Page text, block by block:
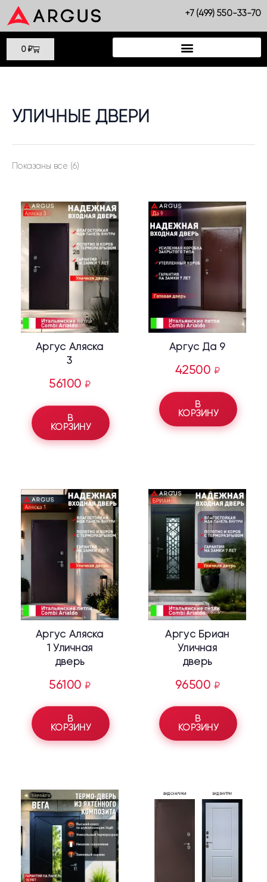
Перейти
содержимому
+7 (499) 550-33-70
0 ₽Cart
УЛИЧНЫЕ ДВЕРИ
Показаны все (6)
самые
недавние
Аргус Аляска
3
56100₽
В
КОРЗИНУ
Аргус Да 9
42500 ₽
В
КОРЗИНУ
Аргус Аляска
1 Уличная
дверь
56100₽
В
КОРЗИНУ
Аргус Бриан
Уличная
дверь
96500 ₽
В
КОРЗИНУ